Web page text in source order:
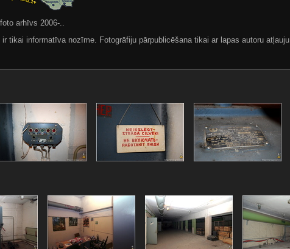
arhīvs 2006-..
tikai informatīva nozīme. Fotogrāfiju pārpublicēšana tikai ar lapas autoru atļauju.